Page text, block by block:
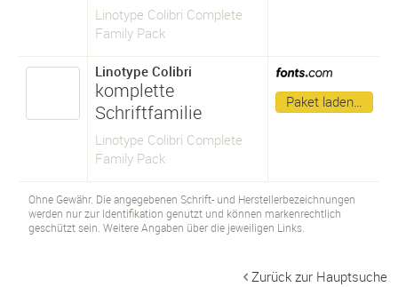
Linotype Colibri Complete
Family Pack
Linotype Colibri
komplette
Schriftfamilie
Linotype Colibri Complete
Family Pack
Paket laden…
Ohne Gewähr. Die angegebenen Schrift- und Herstellerbezeichnungen
werden nur zur Identifikation genutzt und können markenrechtlich
geschützt sein. Weitere Angaben über die jeweiligen Links.
Zurück zur Hauptsuche